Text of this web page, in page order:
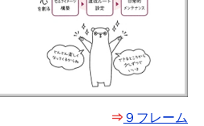
⇒ ９フレーム